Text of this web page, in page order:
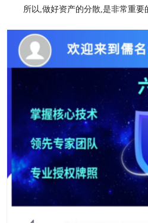
所以,做好资产的分散,是非常重要